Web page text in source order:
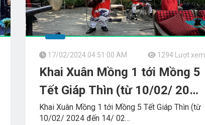
17/02/2024 04:51:00 AM 1294 Lượt xem
Khai Xuân Mồng 1 tới Mồng 5
Tết Giáp Thìn (từ 10/02/ 2024
đến 14/ 02 /2024)
Khai Xuân Mồng 1 tới Mồng 5 Tết Giáp Thìn (từ
10/02/ 2024 đến 14/ 02